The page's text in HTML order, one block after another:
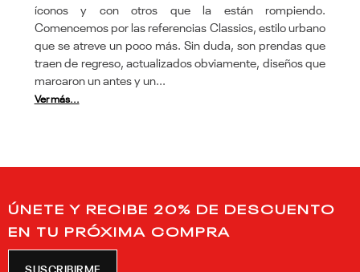
íconos y con otros que la están rompiendo.
Comencemos por las referencias Classics, estilo urbano
que se atreve un poco más. Sin duda, son prendas que
traen de regreso, actualizados obviamente, diseños que
marcaron un antes y un...
Ver más...
ÚNETE Y RECIBE 20% DE DESCUENTO
EN TU PRÓXIMA COMPRA